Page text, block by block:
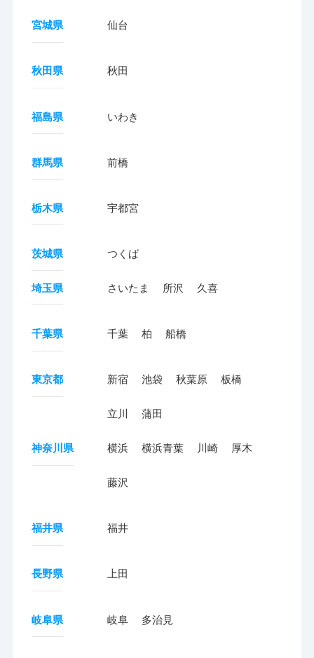
宮城県 仙台
秋田県 秋田
福島県 いわき
群馬県 前橋
栃木県 宇都宮
茨城県 つくば
埼玉県 さいたま 所沢 久喜
千葉県 千葉 柏 船橋
東京都 新宿 池袋 秋葉原 板橋
立川 蒲田
神奈川県 横浜 横浜青葉 川崎 厚木
藤沢
福井県 福井
長野県 上田
岐阜県 岐阜 多治見